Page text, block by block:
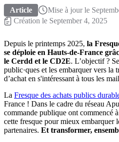
Article
Mise à jour le
Création le September 4, 2025
Depuis le printemps 2025, la
se déploie en Hauts-de-France
le Cerdd et le CD2E. L’objectif ?
public·ques et les embarquer vers la
d’achat en s'intéressant à tous les
La Fresque des achats publics
France ! Dans le cadre du réseau
commande publique ont commencé
cette fresque pour mieux embarquer
partenaires. Et transformer,